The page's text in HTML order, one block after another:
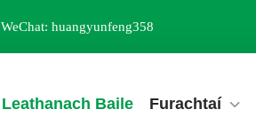
WeChat: huangyunfeng358
Leathanach Baile Furachtaí